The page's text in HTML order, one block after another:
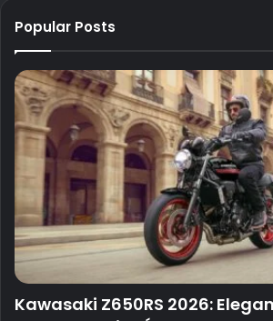
Popular Posts
Kawasaki Z650RS 2026: